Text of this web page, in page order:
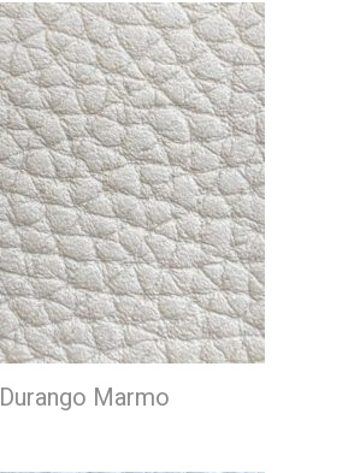
Durango Marmo